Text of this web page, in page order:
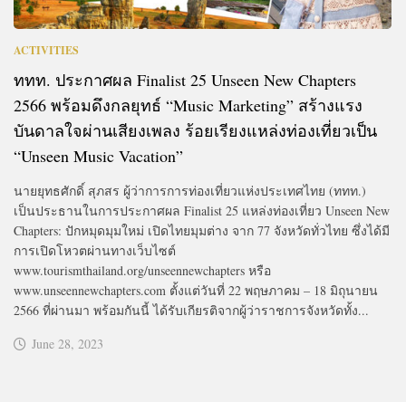
ACTIVITIES
ททท. ประกาศผล Finalist 25 Unseen New Chapters
2566 พร้อมดึงกลยุทธ์ “Music Marketing” สร้างแรง
บันดาลใจผ่านเสียงเพลง ร้อยเรียงแหล่งท่องเที่ยวเป็น
“Unseen Music Vacation”
นายยุทธศักดิ์ สุภสร ผู้ว่าการการท่องเที่ยวแห่งประเทศไทย (ททท.)
เป็นประธานในการประกาศผล Finalist 25 แหล่งท่องเที่ยว Unseen New
Chapters: ปักหมุดมุมใหม่ เปิดไทยมุมต่าง จาก 77 จังหวัดทั่วไทย ซึ่งได้มี
การเปิดโหวตผ่านทางเว็บไซต์
www.tourismthailand.org/unseennewchapters หรือ
www.unseennewchapters.com ตั้งแต่วันที่ 22 พฤษภาคม – 18 มิถุนายน
2566 ที่ผ่านมา พร้อมกันนี้ ได้รับเกียรติจากผู้ว่าราชการจังหวัดทั้ง...
June 28, 2023